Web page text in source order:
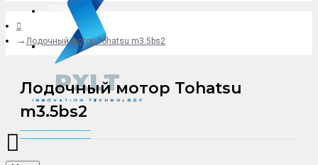
Логин
+79775619766
Лодочный мотор Tohatsu m3.5bs2
Лодочный мотор Tohatsu
m3.5bs2